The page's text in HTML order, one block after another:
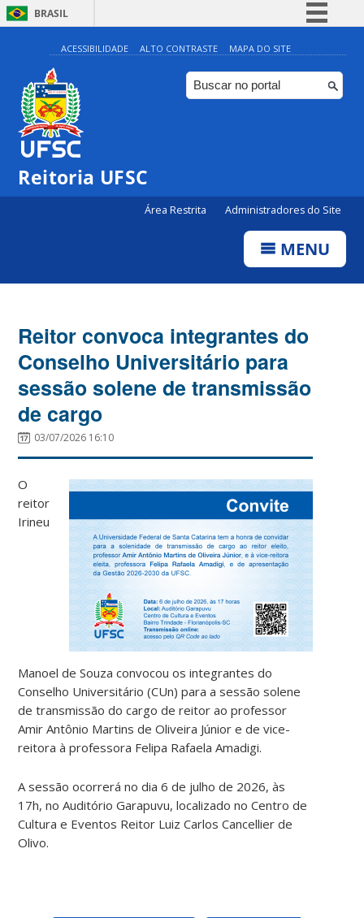
BRASIL
Simplifique!
Comunica BR
Participe
ACESSIBILIDADE ALTO CONTRASTE MAPA DO SITE
Reitoria UFSC
Área Restrita Administradores do Site
MENU
Reitor convoca integrantes do
Conselho Universitário para
sessão solene de transmissão
de cargo
03/07/2026 16:10
O
reitor
Irineu
Manoel de Souza convocou os integrantes do
Conselho Universitário (CUn) para a sessão solene
de transmissão do cargo de reitor ao professor
Amir Antônio Martins de Oliveira Júnior e de vice-
reitora à professora Felipa Rafaela Amadigi.
A sessão ocorrerá no dia 6 de julho de 2026, às
17h, no Auditório Garapuvu, localizado no Centro de
Cultura e Eventos Reitor Luiz Carlos Cancellier de
Olivo.